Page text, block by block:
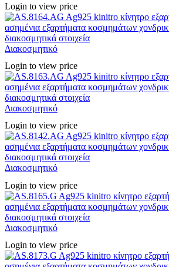
Login to view price
Διακοσμητικό
Login to view price
Διακοσμητικό
Login to view price
Διακοσμητικό
Login to view price
Διακοσμητικό
Login to view price